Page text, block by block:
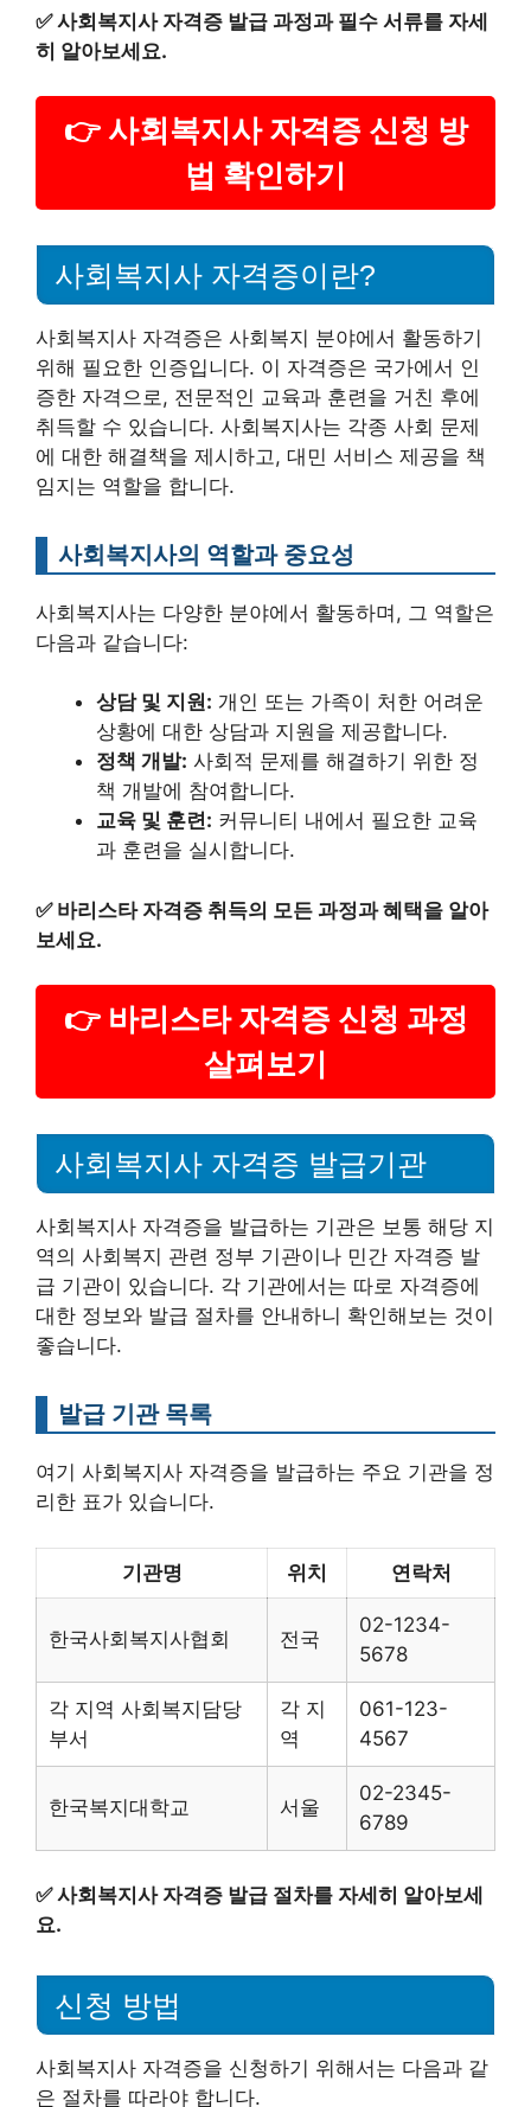
✅사회복지사 자격증 발급 과정과 필수 서류를 자세
히 알아보세요.
👉 사회복지사 자격증 신청 방
법 확인하기
사회복지사 자격증이란?
사회복지사 자격증은 사회복지 분야에서 활동하기
위해 필요한 인증입니다. 이 자격증은 국가에서 인
증한 자격으로, 전문적인 교육과 훈련을 거친 후에
취득할 수 있습니다. 사회복지사는 각종 사회 문제
에 대한 해결책을 제시하고, 대민 서비스 제공을 책
임지는 역할을 합니다.
사회복지사의 역할과 중요성
사회복지사는 다양한 분야에서 활동하며, 그 역할은
다음과 같습니다:
상담 및 지원: 개인 또는 가족이 처한 어려운
상황에 대한 상담과 지원을 제공합니다.
정책 개발: 사회적 문제를 해결하기 위한 정
책 개발에 참여합니다.
교육 및 훈련: 커뮤니티 내에서 필요한 교육
과 훈련을 실시합니다.
✅ 바리스타 자격증 취득의 모든 과정과 혜택을 알아
보세요.
👉 바리스타 자격증 신청 과정
살펴보기
사회복지사 자격증 발급기관
사회복지사 자격증을 발급하는 기관은 보통 해당 지
역의 사회복지 관련 정부 기관이나 민간 자격증 발
급 기관이 있습니다. 각 기관에서는 따로 자격증에
대한 정보와 발급 절차를 안내하니 확인해보는 것이
좋습니다.
발급 기관 목록
여기 사회복지사 자격증을 발급하는 주요 기관을 정
리한 표가 있습니다.
기관명 위치 연락처
한국사회복지사협회 전국
02-1234-
5678
각 지역 사회복지담당
부서
각 지
역
061-123-
4567
한국복지대학교 서울
02-2345-
6789
✅사회복지사 자격증 발급 절차를 자세히 알아보세
요.
신청 방법
사회복지사 자격증을 신청하기 위해서는 다음과 같
은 절차를 따라야 합니다.